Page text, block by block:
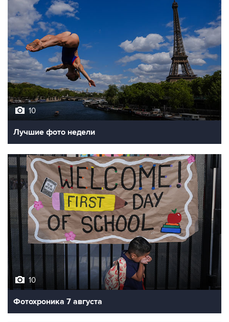
10
Лучшие фото недели
10
Фотохроника 7 августа